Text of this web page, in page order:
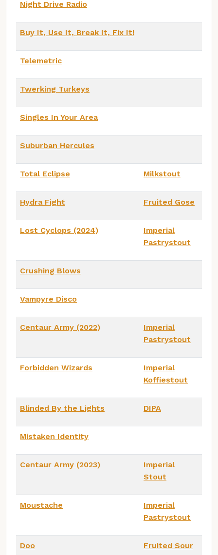
Night Drive Radio
Buy It, Use It, Break It, Fix It!
Telemetric
Twerking Turkeys
Singles In Your Area
Suburban Hercules
Total Eclipse Milkstout
Hydra Fight Fruited Gose
Lost Cyclops (2024)
Imperial
Pastrystout
Crushing Blows
Vampyre Disco
Centaur Army (2022)
Imperial
Pastrystout
Forbidden Wizards
Imperial
Koffiestout
Blinded By the Lights DIPA
Mistaken Identity
Centaur Army (2023)
Imperial
Stout
Moustache
Imperial
Pastrystout
Doo Fruited Sour